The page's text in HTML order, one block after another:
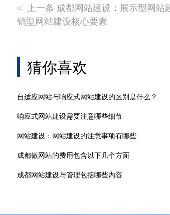
<
上一条 成都网站建设：展示型网站
销型网站建设核心要素
猜你喜欢
自适应网站与响应式网站建设的区别是什么？
响应式网站建设需要注意哪些细节
网站建设：网站建设的注意事项有哪些
成都做网站的费用包含以下几个方面
成都网站建设与管理包括哪些内容